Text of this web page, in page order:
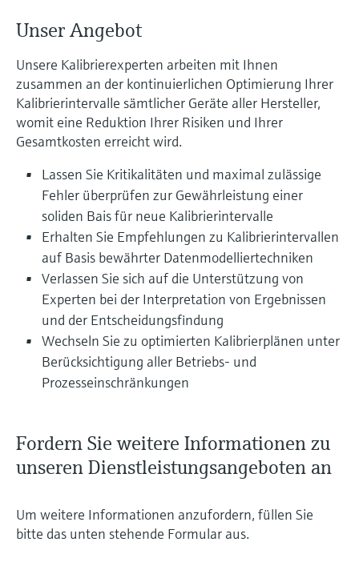
Unser Angebot
Unsere Kalibrierexperten arbeiten mit Ihnen
zusammen an der kontinuierlichen Optimierung Ihrer
Kalibrierintervalle sämtlicher Geräte aller Hersteller,
womit eine Reduktion Ihrer Risiken und Ihrer
Gesamtkosten erreicht wird.
Lassen Sie Kritikalitäten und maximal zulässige
Fehler überprüfen zur Gewährleistung einer
soliden Bais für neue Kalibrierintervalle
Erhalten Sie Empfehlungen zu Kalibrierintervallen
auf Basis bewährter Datenmodelliertechniken
Verlassen Sie sich auf die Unterstützung von
Experten bei der Interpretation von Ergebnissen
und der Entscheidungsfindung
Wechseln Sie zu optimierten Kalibrierplänen unter
Berücksichtigung aller Betriebs- und
Prozesseinschränkungen
Fordern Sie weitere Informationen zu
unseren Dienstleistungsangeboten an
Um weitere Informationen anzufordern, füllen Sie
bitte das unten stehende Formular aus.